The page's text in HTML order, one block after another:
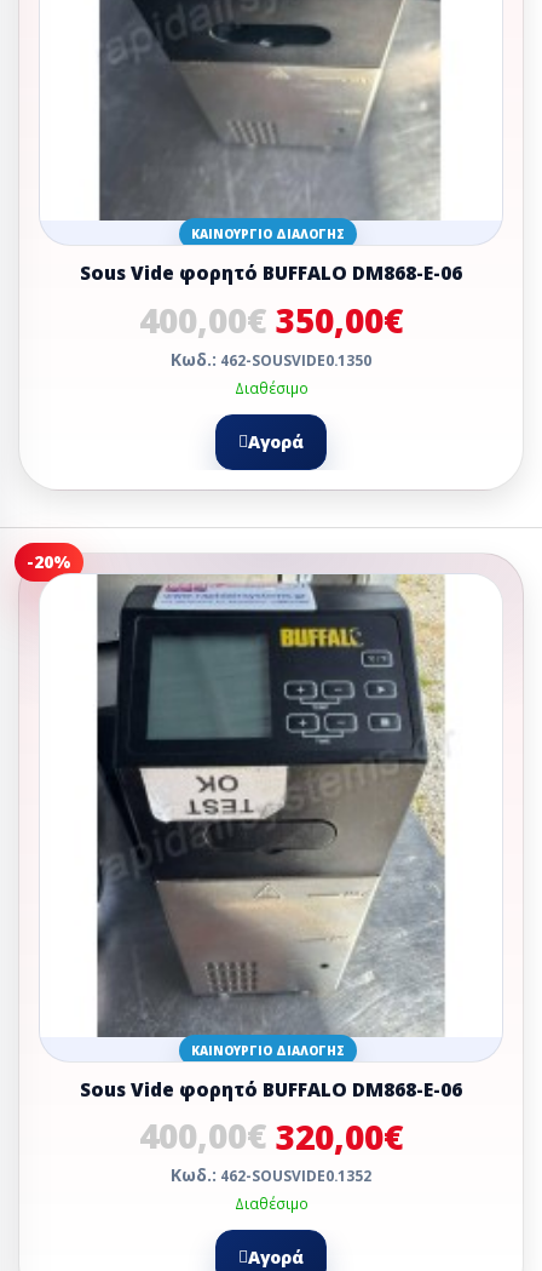
ΚΑΙΝΟΎΡΓΙΟ ΔΙΑΛΟΓΉΣ
Sous Vide φορητό BUFFALO DM868-Ε-06
400,00€ 350,00€
Κωδ.: 462-SOUSVIDE0.1350
Διαθέσιμο
Αγορά
-20%
ΚΑΙΝΟΎΡΓΙΟ ΔΙΑΛΟΓΉΣ
Sous Vide φορητό BUFFALO DM868-Ε-06
400,00€ 320,00€
Κωδ.: 462-SOUSVIDE0.1352
Διαθέσιμο
Αγορά